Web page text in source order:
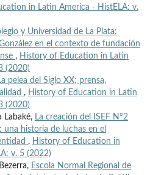
in Latin America - HistELA: v.
y Universidad de La Plata:
en el contexto de fundación
, History of Education in Latin
(2020)
pelea del Siglo XX; prensa,
, History of Education in Latin
(2020)
Labaké, La creación del ISEF N°2
una historia de luchas en el
, History of Education in
v. 5 (2022)
Escola Normal Regional de